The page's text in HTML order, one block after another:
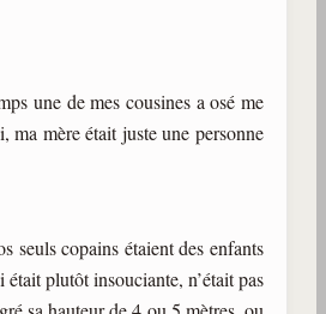
une de mes cousines a osé me
ma mère était juste une personne
seuls copains étaient des enfants
plutôt insouciante, n’était pas